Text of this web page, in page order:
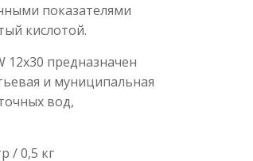
показателями
кислотой.
12x30 предназначен
и муниципальная
вод,
/ 0,5 кг